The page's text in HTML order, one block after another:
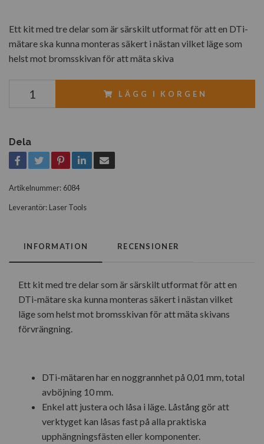
Ett kit med tre delar som är särskilt utformat för att en DTi-
mätare ska kunna monteras säkert i nästan vilket läge som
helst mot bromsskivan för att mäta skiva
LÄGG I KORGEN
Dela
Artikelnummer: 6084
Leverantör: Laser Tools
INFORMATION RECENSIONER
Ett kit med tre delar som är särskilt utformat för att en
DTi-mätare ska kunna monteras säkert i nästan vilket
läge som helst mot bromsskivan för att mäta skivans
förvrängning.
DTi-mätaren har en noggrannhet på 0,01 mm, total
avböjning 10 mm.
Enkel att justera och låsa i läge. Låstång gör att
verktyget kan låsas fast på alla praktiska
upphängningsfästen eller komponenter.